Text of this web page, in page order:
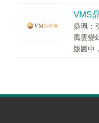
VMS
鼎珮：
風雲變
版圖中